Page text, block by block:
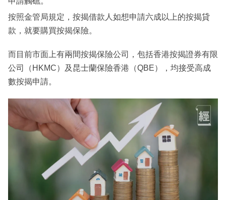
按照金管局規定，按揭借款人如想申請六成以上的按揭貸
款，就要購買按揭保險。
而目前市面上有兩間按揭保險公司，包括香港按揭證券有限
公司（HKMC）及昆士蘭保險香港（QBE），均接受高成
數按揭申請。